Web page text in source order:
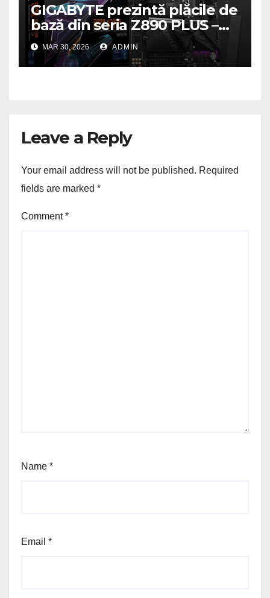
GIGABYTE prezintă plăcile de
bază din seria Z890 PLUS –
performanță de ultimă
generație la un nou nivel
MAR 30, 2026 ADMIN
Leave a Reply
Your email address will not be published. Required
fields are marked *
Comment*
Name *
Email *